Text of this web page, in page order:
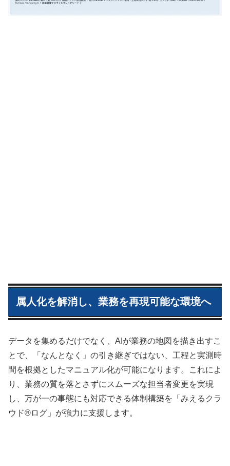
属人化を解消し、業務を再現可能な環境へ
データを集めるだけでなく、AIが業務の地図を描き出すこ
とで、「なんとなく」の引き継ぎではない、工程と実測時
間を根拠としたマニュアル化が可能になります。これによ
り、業務の質を落とさずにスムーズな担当者変更を実現
し、万が一の事態にも対応できる体制構築を「みえるクラ
ウド®ログ」が強力に支援します。